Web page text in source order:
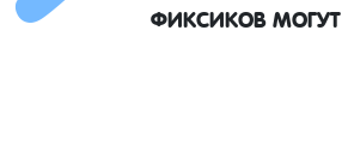
ФИКСИКОВ МОГУТ